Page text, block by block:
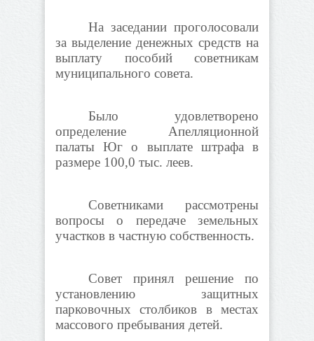
На заседании проголосовали
за выделение денежных средств на
выплату пособий советникам
муниципального совета.
Было удовлетворено
определение Апелляционной
палаты Юг о выплате штрафа в
размере 100,0 тыс. леев.
Советниками рассмотрены
вопросы о передаче земельных
участков в частную собственность.
Совет принял решение по
установлению защитных
парковочных столбиков в местах
массового пребывания детей.